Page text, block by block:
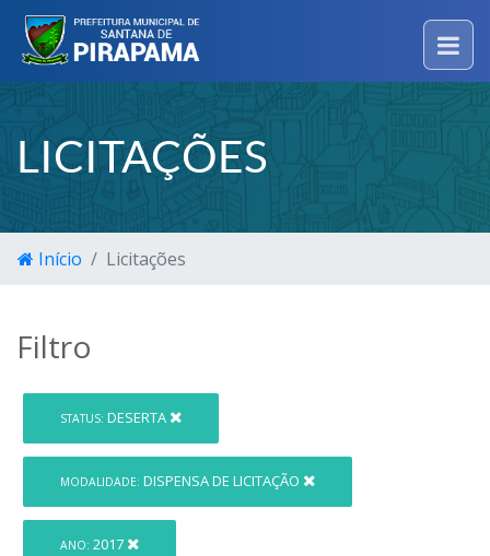
LICITAÇÕES
Início Licitações
Filtro
STATUS: DESERTA
MODALIDADE: DISPENSA DE LICITAÇÃO
ANO: 2017